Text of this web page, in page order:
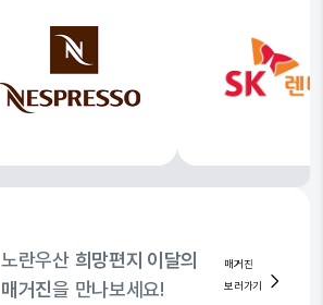
노란우산 희망편지 이달의
매거진을 만나보세요!
매거진
보러가기